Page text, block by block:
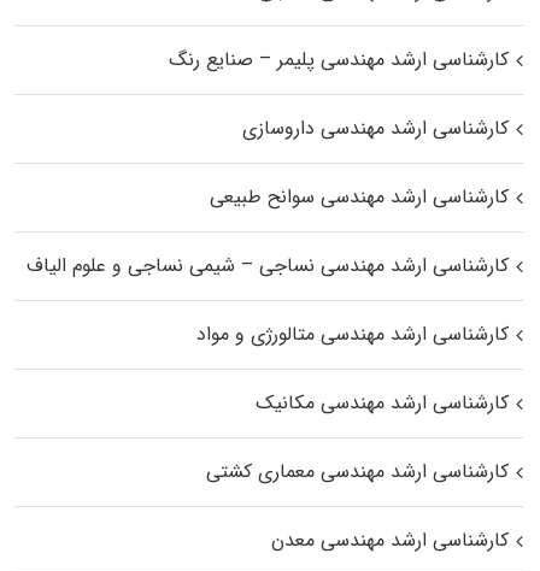
کارشناسی ارشد مهندسی پلیمر – صنایع رنگ
کارشناسی ارشد مهندسی داروسازی
کارشناسی ارشد مهندسی سوانح طبیعی
کارشناسی ارشد مهندسی نساجی – شیمی نساجی و علوم الیاف
کارشناسی ارشد مهندسی متالورژی و مواد
کارشناسی ارشد مهندسی مکانیک
کارشناسی ارشد مهندسی معماری کشتی
کارشناسی ارشد مهندسی معدن